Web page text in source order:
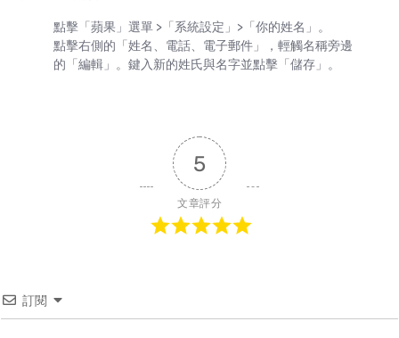
點擊「蘋果」選單 >「系統設定」>「你的姓名」。
點擊右側的「姓名、電話、電子郵件」，輕觸名稱旁邊
的「編輯」。鍵入新的姓氏與名字並點擊「儲存」。
5
文章評分
訂閱